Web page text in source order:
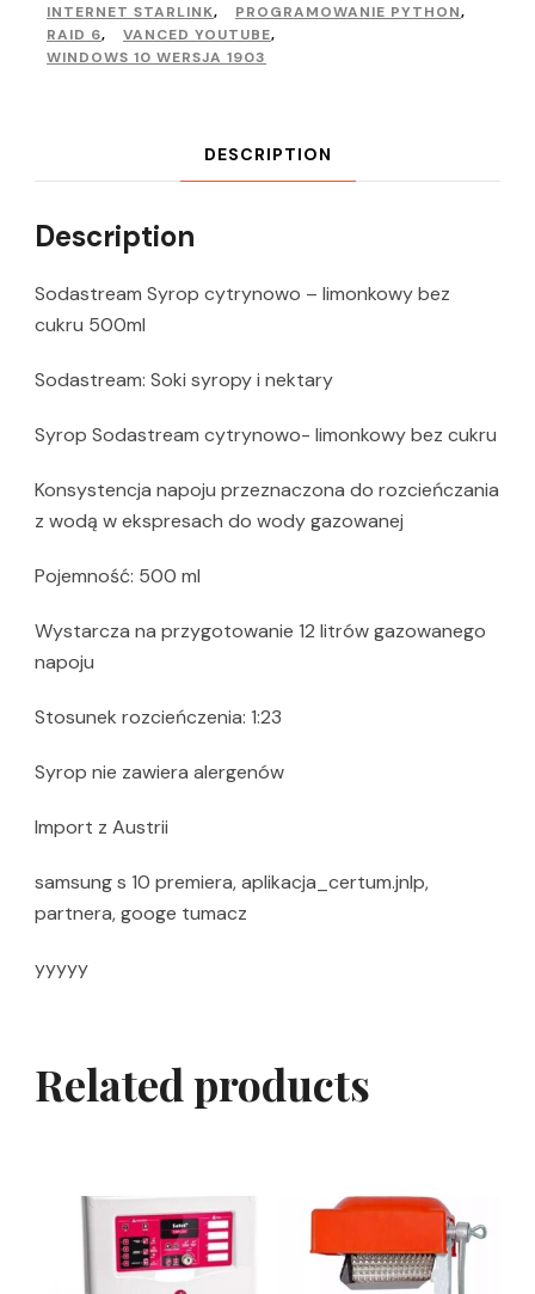
INTERNET STARLINK, PROGRAMOWANIE PYTHON,
RAID 6, VANCED YOUTUBE,
WINDOWS 10 WERSJA 1903
DESCRIPTION
Description
Sodastream Syrop cytrynowo – limonkowy bez
cukru 500ml
Sodastream: Soki syropy i nektary
Syrop Sodastream cytrynowo- limonkowy bez cukru
Konsystencja napoju przeznaczona do rozcieńczania
z wodą w ekspresach do wody gazowanej
Pojemność: 500 ml
Wystarcza na przygotowanie 12 litrów gazowanego
napoju
Stosunek rozcieńczenia: 1:23
Syrop nie zawiera alergenów
Import z Austrii
samsung s 10 premiera, aplikacja_certum.jnlp,
partnera, googe tumacz
yyyyy
Related products